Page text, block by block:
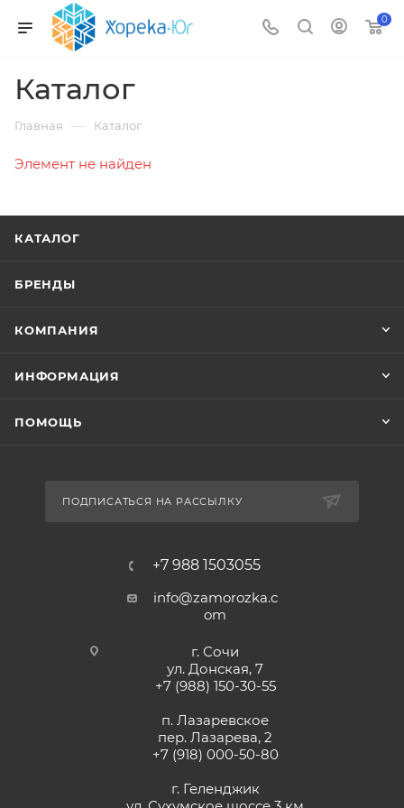
0
Каталог
Главная — Каталог
Элемент не найден
КАТАЛОГ
БРЕНДЫ
КОМПАНИЯ
ИНФОРМАЦИЯ
ПОМОЩЬ
ПОДПИСАТЬСЯ НА РАССЫЛКУ
+7 988 1503055
info@zamorozka.c
om
г. Сочи
ул. Донская, 7
+7 (988) 150-30-55
п. Лазаревское
пер. Лазарева, 2
+7 (918) 000-50-80
г. Геленджик